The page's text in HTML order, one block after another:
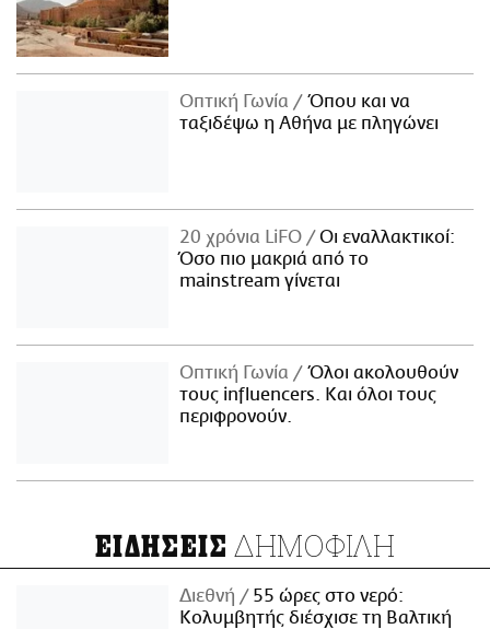
Οπτική Γωνία
Όπου και να
ταξιδέψω η Αθήνα με πληγώνει
20 χρόνια LiFO
Οι εναλλακτικοί:
Όσο πιο μακριά από το
mainstream γίνεται
Οπτική Γωνία
Όλοι ακολουθούν
τους influencers. Και όλοι τους
περιφρονούν.
ΕΙΔΗΣΕΙΣ ΔΗΜΟΦΙΛΗ
Διεθνή
55 ώρες στο νερό:
Κολυμβητής διέσχισε τη Βαλτική